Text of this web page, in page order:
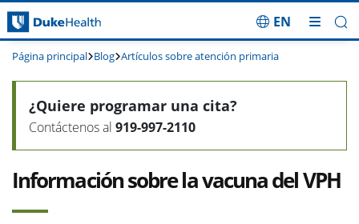
Saltar navegación
EN
Página principal Blog Artículos sobre atención primaria
Información sobre la vacuna del VPH
¿Quiere programar una cita?
Contáctenos al 919-997-2110